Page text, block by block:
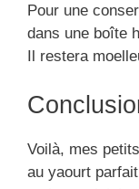
Pour une
dans une boîte
Il restera
Voilà, mes
au yaourt